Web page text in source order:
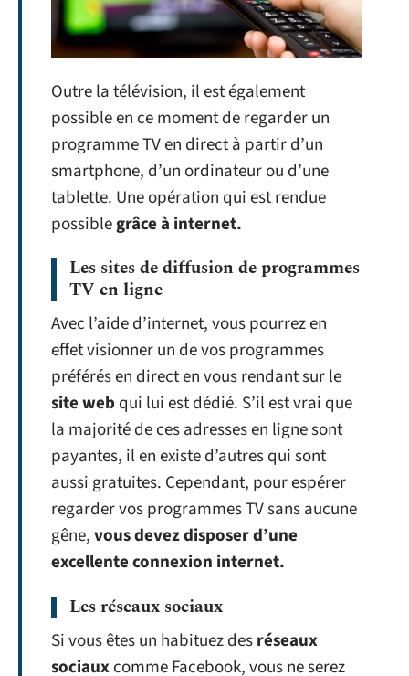
Outre la télévision, il est également
possible en ce moment de regarder un
programme TV en direct à partir d’un
smartphone, d’un ordinateur ou d’une
tablette. Une opération qui est rendue
possiblegrâce à internet.
Les sites de diffusion de programmes
TV en ligne
Avec l’aide d’internet, vous pourrez en
effet visionner un de vos programmes
préférés en direct en vous rendant sur le
site web qui lui est dédié. S’il est vrai que
la majorité de ces adresses en ligne sont
payantes, il en existe d’autres qui sont
aussi gratuites. Cependant, pour espérer
regarder vos programmes TV sans aucune
gêne,vous devez disposer d’une
excellente connexion internet.
Les réseaux sociaux
Si vous êtes un habituez desréseaux
sociauxcomme Facebook, vous ne serez